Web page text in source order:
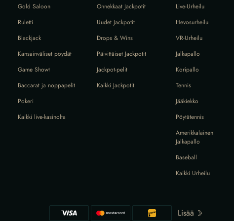
Gold Saloon
Ruletti
Blackjack
Kansainväliset pöydät
Game Showt
Baccarat ja noppapelit
Pokeri
Kaikki live-kasinolta
Onnekkaat Jackpotit
Uudet Jackpotit
Drops & Wins
Päivittäiset Jackpotit
Jackpot-pelit
Kaikki Jackpotit
Live-Urheilu
Hevosurheilu
VR-Urheilu
Jalkapallo
Koripallo
Tennis
Jääkiekko
Pöytätennis
Amerikkalainen
Jalkapallo
Baseball
Kaikki Urheilu
Lisää